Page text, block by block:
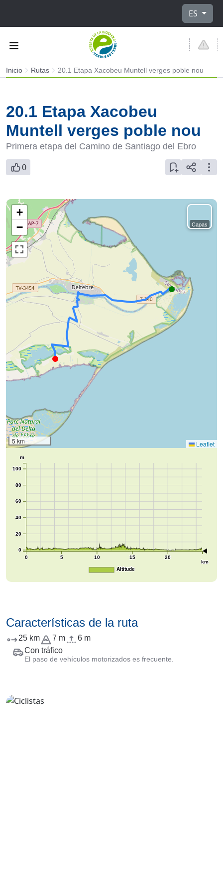
ES
Inicio Rutas 20.1 Etapa Xacobeu Muntell verges poble nou
20.1 Etapa Xacobeu
Muntell verges poble nou
Primera etapa del Camino de Santiago del Ebro
0
+
−
Capas
5 km Leaflet
0 5 10 15 20
km
0
20
40
60
80
100
m
Altitude
Características de la ruta
25 km 7 m
6 m
Con tráfico
El paso de vehículos motorizados es frecuente.